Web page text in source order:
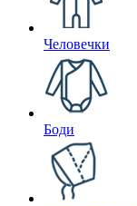
Человечки
Боди